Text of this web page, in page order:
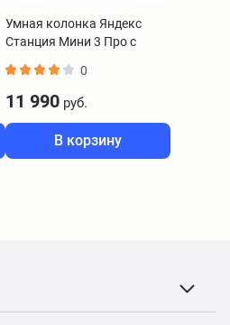
Умная колонка Яндекс
Станция Мини 3 Про с
00059GRY
0
11 990 руб.
В корзину